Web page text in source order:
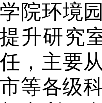
学院环境
提升研究
任，主要
市等各级